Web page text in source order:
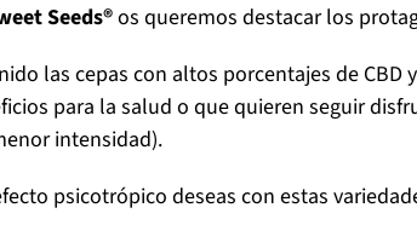
Seeds®os queremos destacar los
las cepas con altos porcentajes de
para la salud o que quieren seguir
intensidad).
psicotrópico deseas con estas